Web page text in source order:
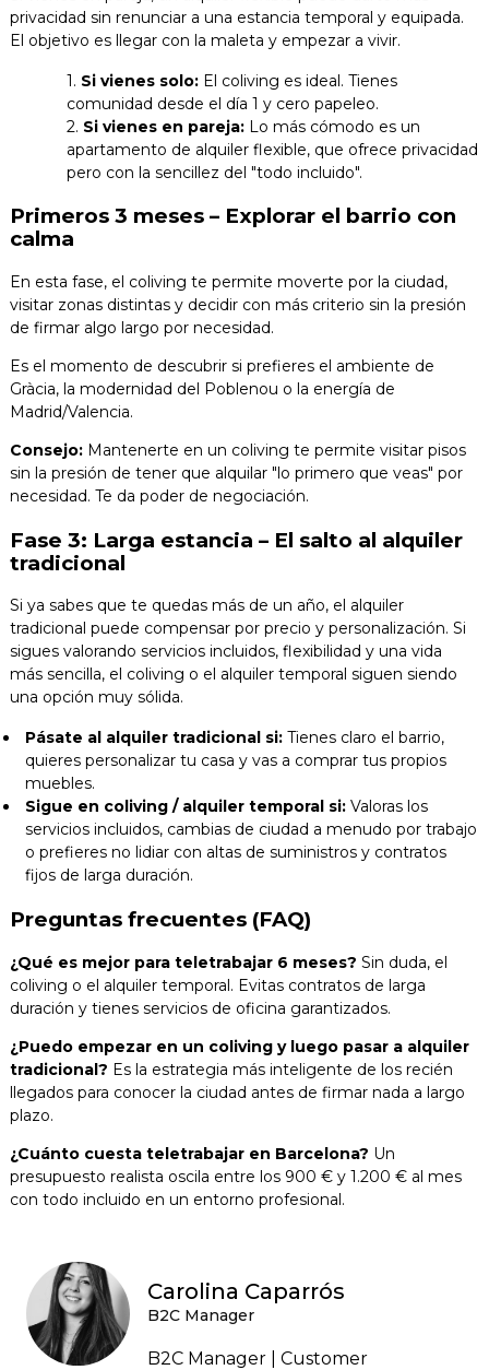
privacidad sin renunciar a una estancia temporal y equipada.
El objetivo es llegar con la maleta y empezar a vivir.
Si vienes solo: El coliving es ideal. Tienes
comunidad desde el día 1 y cero papeleo.
Si vienes en pareja: Lo más cómodo es un
apartamento de alquiler flexible, que ofrece privacidad
pero con la sencillez del "todo incluido".
Primeros 3 meses – Explorar el barrio con
calma
En esta fase, el coliving te permite moverte por la ciudad,
visitar zonas distintas y decidir con más criterio sin la presión
de firmar algo largo por necesidad.
Es el momento de descubrir si prefieres el ambiente de
Gràcia, la modernidad del Poblenou o la energía de
Madrid/Valencia.
Consejo: Mantenerte en un coliving te permite visitar pisos
sin la presión de tener que alquilar "lo primero que veas" por
necesidad. Te da poder de negociación.
Fase 3: Larga estancia – El salto al alquiler
tradicional
Si ya sabes que te quedas más de un año, el alquiler
tradicional puede compensar por precio y personalización. Si
sigues valorando servicios incluidos, flexibilidad y una vida
más sencilla, el coliving o el alquiler temporal siguen siendo
una opción muy sólida.
Pásate al alquiler tradicional si: Tienes claro el barrio,
quieres personalizar tu casa y vas a comprar tus propios
muebles.
Sigue en coliving / alquiler temporal si:Valoras los
servicios incluidos, cambias de ciudad a menudo por trabajo
o prefieres no lidiar con altas de suministros y contratos
fijos de larga duración.
Preguntas frecuentes (FAQ)
¿Qué es mejor para teletrabajar 6 meses? Sin duda, el
coliving o el alquiler temporal. Evitas contratos de larga
duración y tienes servicios de oficina garantizados.
¿Puedo empezar en un coliving y luego pasar a alquiler
tradicional? Es la estrategia más inteligente de los recién
llegados para conocer la ciudad antes de firmar nada a largo
plazo.
¿Cuánto cuesta teletrabajar en Barcelona? Un
presupuesto realista oscila entre los 900 € y 1.200 € al mes
con todo incluido en un entorno profesional.
Carolina Caparrós
B2C Manager
B2C Manager | Customer